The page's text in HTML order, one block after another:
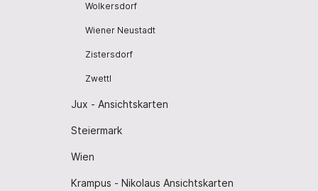
Wolkersdorf
Wiener Neustadt
Zistersdorf
Zwettl
Jux - Ansichtskarten
Steiermark
Wien
Krampus - Nikolaus Ansichtskarten